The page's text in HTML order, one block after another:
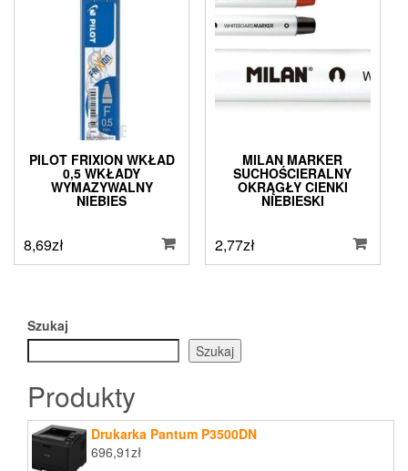
PILOT FRIXION WKŁAD
0,5 WKŁADY
WYMAZYWALNY
NIEBIES
8,69zł
MILAN MARKER
SUCHOŚCIERALNY
OKRĄGŁY CIENKI
NIEBIESKI
2,77zł
Szukaj
Szukaj
Produkty
Drukarka Pantum P3500DN
696,91zł